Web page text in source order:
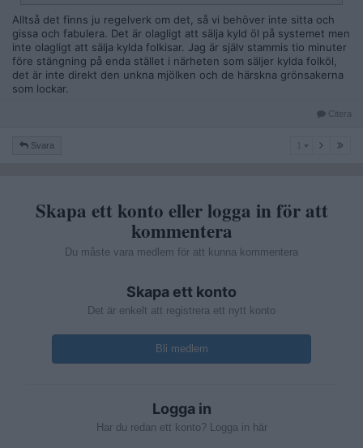
Alltså det finns ju regelverk om det, så vi behöver inte sitta och
gissa och fabulera. Det är olagligt att sälja kyld öl på systemet men
inte olagligt att sälja kylda folkisar. Jag är själv stammis tio minuter
före stängning på enda stället i närheten som säljer kylda folköl,
det är inte direkt den unkna mjölken och de härskna grönsakerna
som lockar.
Citera
Svara
Skapa ett konto eller logga in för att
kommentera
Du måste vara medlem för att kunna kommentera
Skapa ett konto
Det är enkelt att registrera ett nytt konto
Bli medlem
Logga in
Har du redan ett konto? Logga in här